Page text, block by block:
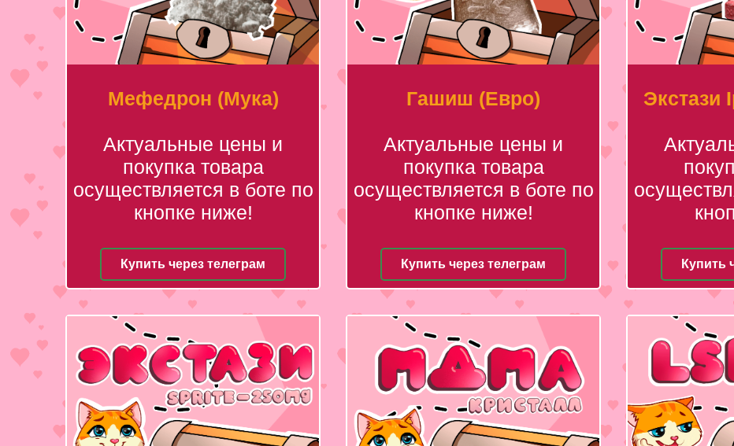
Мефедрон (Мука)
Актуальные цены и
покупка товара
осуществляется в боте по
кнопке ниже!
Купить через телеграм
Гашиш (Евро)
Актуальные цены и
покупка товара
осуществляется в боте по
кнопке ниже!
Купить через телеграм
Экстази
Купить